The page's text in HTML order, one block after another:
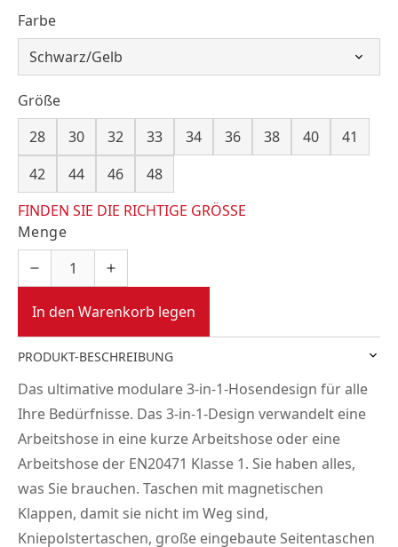
Farbe
Größe
28
30 32 33 34 36 38 40
41
42
44 46
48
FINDEN SIE DIE RICHTIGE GRÖSSE
Menge
In den Warenkorb legen
PRODUKT-BESCHREIBUNG
Das ultimative modulare 3-in-1-Hosendesign für alle
Ihre Bedürfnisse. Das 3-in-1-Design verwandelt eine
Arbeitshose in eine kurze Arbeitshose oder eine
Arbeitshose der EN20471 Klasse 1. Sie haben alles,
was Sie brauchen. Taschen mit magnetischen
Klappen, damit sie nicht im Weg sind,
Kniepolstertaschen, große eingebaute Seitentaschen